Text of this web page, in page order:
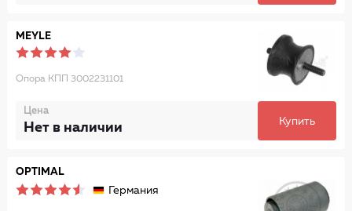
MEYLE
Опора КПП 3002231101
Цена
Нет в наличии Купить
OPTIMAL
Германия